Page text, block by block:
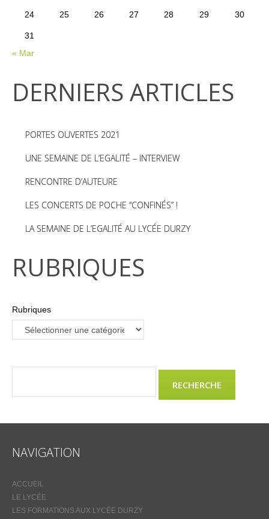
24 25 26 27 28 29 30
31
« Mar
DERNIERS ARTICLES
PORTES OUVERTES 2021
UNE SEMAINE DE L’EGALITÉ – INTERVIEW
RENCONTRE D’AUTEURE
LES CONCERTS DE POCHE “CONFINÉS” !
LA SEMAINE DE L’EGALITÉ AU LYCÉE DURZY
RUBRIQUES
Rubriques
NAVIGATION
ACCUEIL
LE LYCÉE
LES FORMATIONS AUX LYCÉE DURZY